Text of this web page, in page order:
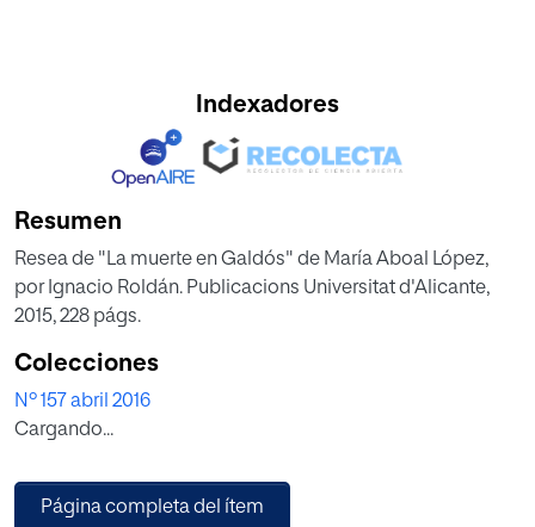
Indexadores
Resumen
Resea de "La muerte en Galdós" de María Aboal López,
por Ignacio Roldán. Publicacions Universitat d'Alicante,
2015, 228 págs.
Colecciones
Nº 157 abril 2016
Cargando...
Página completa del ítem